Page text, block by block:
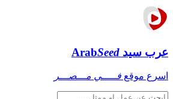
عرب سيد ArabSeed
اسرع موقع فـــــي مـــصـــر